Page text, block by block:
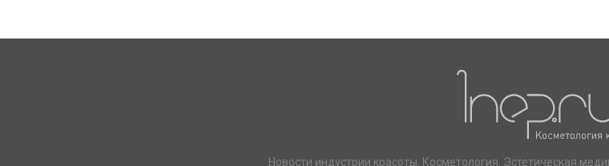
Новости индустрии красоты. Косметология. Эстетическая